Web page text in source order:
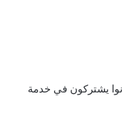
يشتركون في خدمة